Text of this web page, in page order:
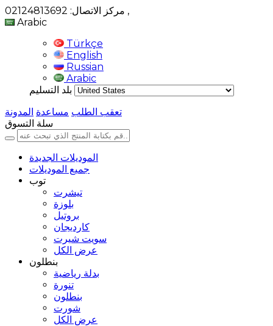
,
Arabic
Türkçe
English
Russian
Arabic
بلد التسليم
تعقب الطلب مساعدة المدونة
سلة التسوق
الموديلات الجديدة
جميع الموديلات
توب
تيشرت
بلوزة
بروتيل
كارديجان
سويت شيرت
عرض الكل
بنطلون
بدلة رياضية
تنورة
بنطلون
شورت
عرض الكل